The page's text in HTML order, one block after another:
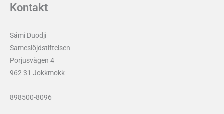
Kontakt
Sámi Duodji
Sameslöjdstiftelsen
Porjusvägen 4
962 31 Jokkmokk
898500-8096